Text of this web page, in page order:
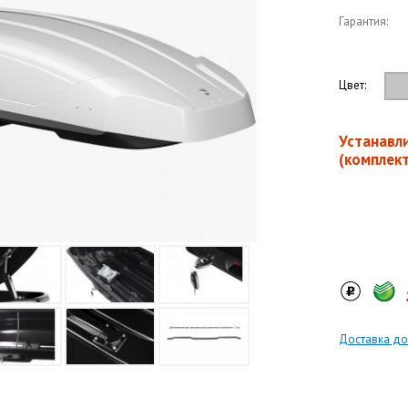
Гарантия:
Цвет:
Доставка